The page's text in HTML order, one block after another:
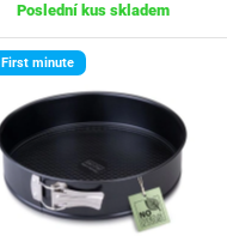
Poslední kus skladem
First minute